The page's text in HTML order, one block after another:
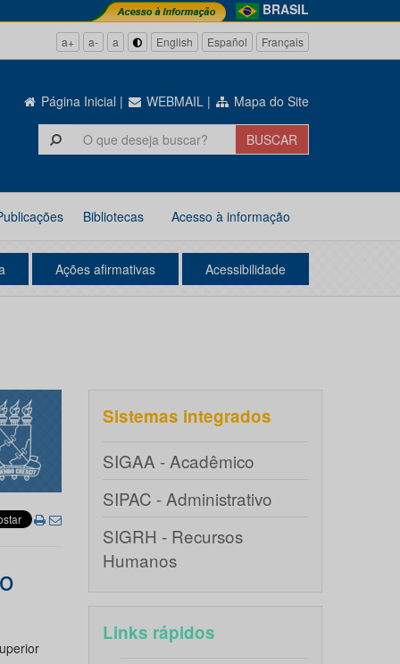
BRASIL
a+ a- a English Español Français
Página Inicial | WEBMAIL | Mapa do Site
Bibliotecas Acesso à informação
Ações afirmativas Acessibilidade
Sistemas integrados
SIGAA - Acadêmico
SIPAC - Administrativo
SIGRH - Recursos
Humanos
Links rápidos